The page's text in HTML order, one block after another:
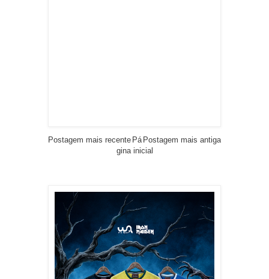
Postagem mais recente Postagem mais antiga
Pá
gina inicial